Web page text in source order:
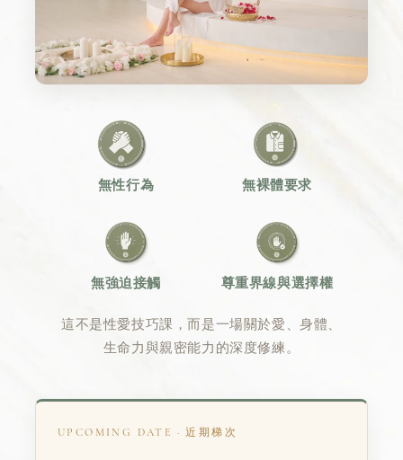
無性行為 無裸體要求
無強迫接觸 尊重界線與選擇權
這不是性愛技巧課，而是一場關於愛、身體、
生命力與親密能力的深度修練。
UPCOMING DATE · 近期梯次